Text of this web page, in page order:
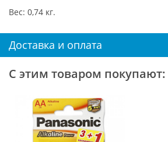
Вес: 0,74 кг.
Доставка и оплата
С этим товаром покупают: